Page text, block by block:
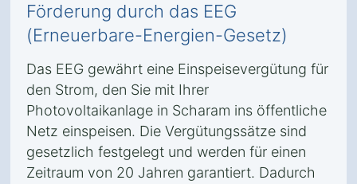
Förderung durch das EEG
(Erneuerbare-Energien-Gesetz)
Das EEG gewährt eine Einspeisevergütung für
den Strom, den Sie mit Ihrer
Photovoltaikanlage in Scharam ins öffentliche
Netz einspeisen. Die Vergütungssätze sind
gesetzlich festgelegt und werden für einen
Zeitraum von 20 Jahren garantiert. Dadurch